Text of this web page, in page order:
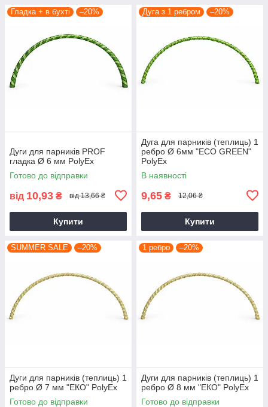
Гладка + в бухті –20%
Дуги для парників PROF
гладка Ø 6 мм PolyEx
Готово до відправки
від 10,93 ₴ від 13,66 ₴
Купити
Дуга з 1 ребром –20%
Дуга для парників (теплиць) 1
ребро Ø 6мм "ЕCО GREEN"
PolyEx
В наявності
9,65 ₴ 12,06 ₴
Купити
SUMMER SALE –20%
Дуги для парників (теплиць) 1
ребро Ø 7 мм "ЕКО" PolyEx
Готово до відправки
1 ребро –20%
Дуги для парників (теплиць) 1
ребро Ø 8 мм "ЕКО" PolyEx
Готово до відправки